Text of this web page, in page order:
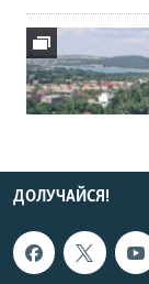
ДОЛУЧАЙСЯ!